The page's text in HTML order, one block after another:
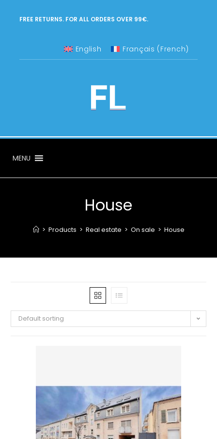
FREE RETURNS. FOR ALL ORDERS OVER 99€.
English Français ( French)
MENU
House
> Products > Real estate > On sale > House
Default sorting